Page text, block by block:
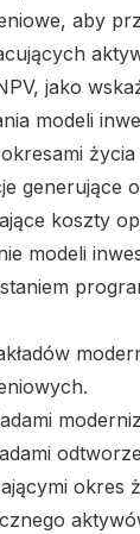
aby
jako
modeli
generujące
koszty
modeli
okres